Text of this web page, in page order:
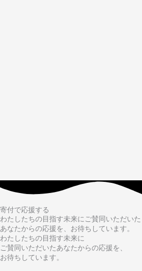
寄付で応援する
わたしたちの目指す未来にご賛同いただいた
あなたからの応援を、お待ちしています。
わたしたちの目指す未来に
ご賛同いただいたあなたからの応援を、
お待ちしています。